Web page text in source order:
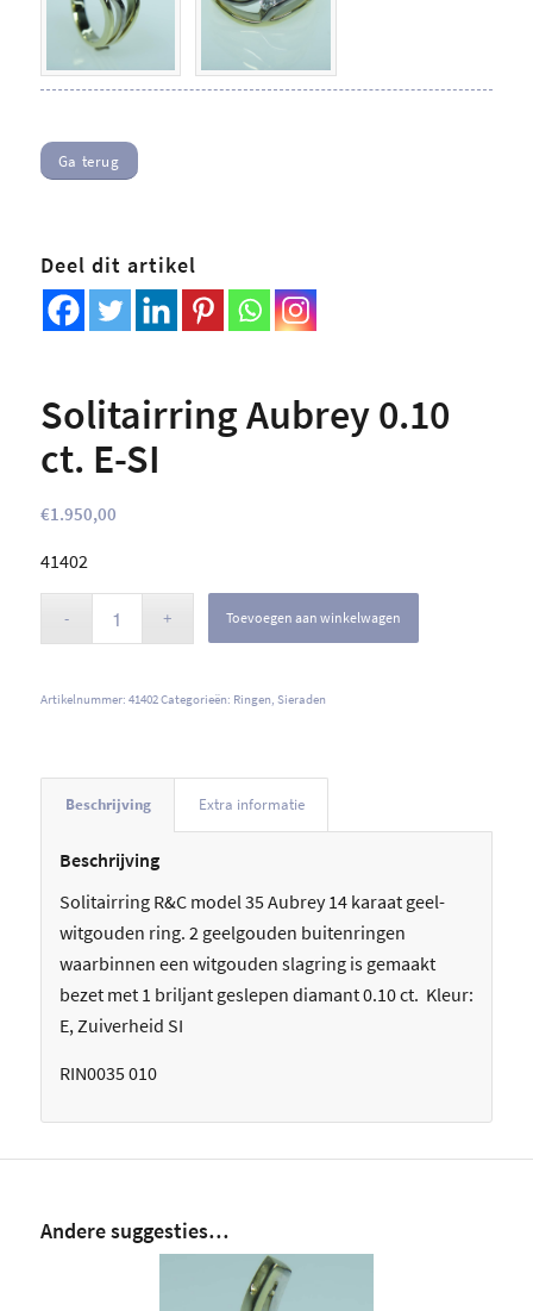
Ga terug
Deel dit artikel
Solitairring Aubrey 0.10
ct. E-SI
€1.950,00
41402
Toevoegen aan winkelwagen
Artikelnummer: 41402Categorieën: Ringen Sieraden
Beschrijving Extra informatie
Beschrijving
Solitairring R&C model 35 Aubrey 14 karaat geel-
witgouden ring. 2 geelgouden buitenringen
waarbinnen een witgouden slagring is gemaakt
bezet met 1 briljant geslepen diamant 0.10 ct. Kleur:
E, Zuiverheid SI
RIN0035 010
Andere suggesties…